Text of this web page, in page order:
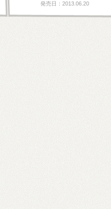
発売日：2013.06.20